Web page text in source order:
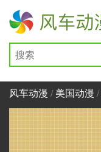
风车动漫
风车动漫 / 美国动漫 /